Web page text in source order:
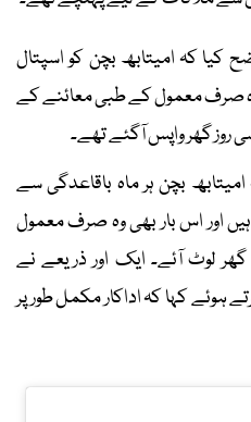
کیا کہ امیتابھ بچن کو اسپتال
وہ صرف معمول کے طبی معائنے کے
روز گھر واپس آگئے تھے۔
امیتابھ بچن ہر ماہ باقاعدگی سے
اور اس بار بھی وہ صرف معمول
لوٹ آئے۔ ایک اور ذریعے نے
ہوئے کہا کہ اداکار مکمل طور پر